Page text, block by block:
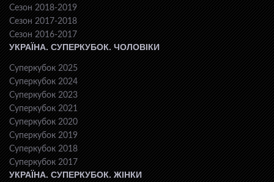
Сезон 2018-2019
Сезон 2017-2018
Сезон 2016-2017
УКРАЇНА. СУПЕРКУБОК. ЧОЛОВІКИ
Суперкубок 2025
Суперкубок 2024
Суперкубок 2023
Суперкубок 2021
Суперкубок 2020
Суперкубок 2019
Суперкубок 2018
Суперкубок 2017
УКРАЇНА. СУПЕРКУБОК. ЖІНКИ